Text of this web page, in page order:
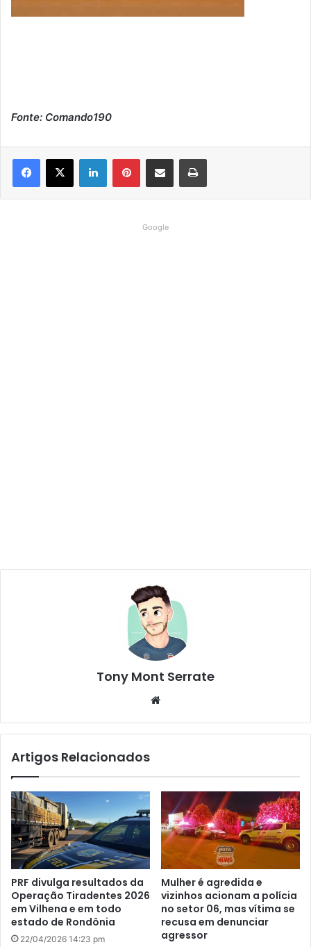
Fonte: Comando190
Google
Tony Mont Serrate
te
Artigos Relacionados
PRF divulga resultados da
Operação Tiradentes 2026
em Vilhena e em todo
estado de Rondônia
22/04/2026 14:23 pm
Mulher é agredida e
vizinhos acionam a polícia
no setor 06, mas vítima se
recusa em denunciar
agressor